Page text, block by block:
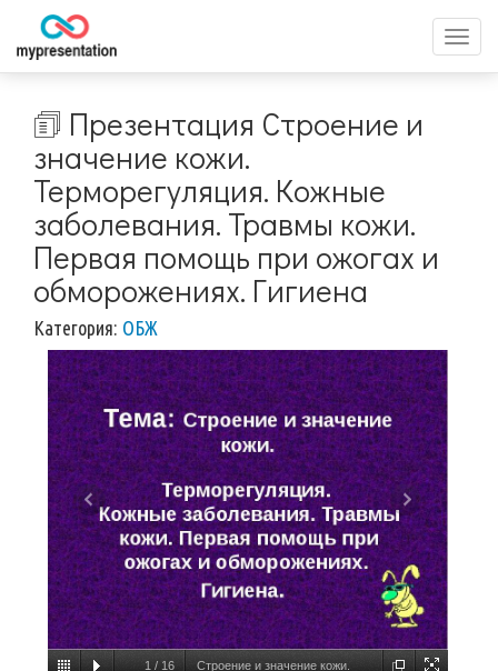
меню
🗊 Презентация Строение и
значение кожи.
Терморегуляция. Кожные
заболевания. Травмы кожи.
Первая помощь при ожогах и
обморожениях. Гигиена
Категория: ОБЖ
1 / 16 Строение и значение кожи.